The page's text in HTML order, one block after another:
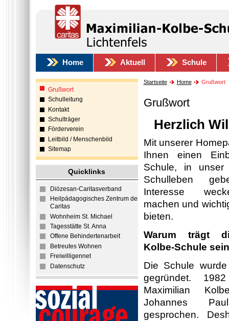
Home Aktuell Schule
Grußwort
Schulleitung
Kontakt
Schulträger
Förderverein
Leitbild / Menschenbild
Sitemap
Quicklinks
Diözesan-Caritasverband
Heilpädagogisches Zentrum der
Caritas
Wohnheim St. Michael
Tagesstätte St. Anna
Offene Behindertenarbeit
Betreutes Wohnen
Freiwilligennet
Datenschutz
Startseite Home Grußwort
Grußwort
Herzlich
Mit unserer
Ihnen einen
Schule, in unser
Schulleben
Interesse
machen und
bieten.
Warum trägt
Kolbe-Schule
Die Schule
gegründet.
Maximilian
Johannes
gesprochen.